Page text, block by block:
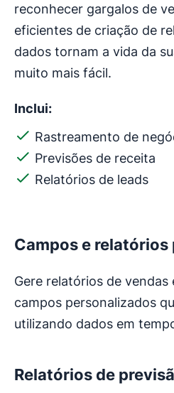
reconhecer gargalos de
eficientes de criação de
dados tornam a vida da
muito mais fácil.
Inclui:
Rastreamento de
Previsões de receita
Relatórios de leads
Campos e
Gere relatórios de vendas
campos personalizados
utilizando dados em
Relatórios de